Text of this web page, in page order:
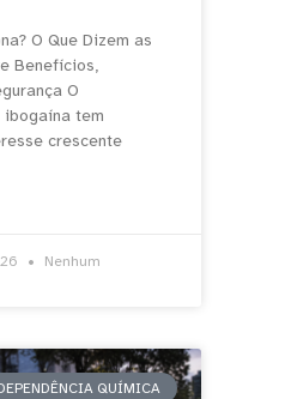
O Que Dizem as
Benefícios,
O
tem
crescente
Nenhum
QUÍMICA